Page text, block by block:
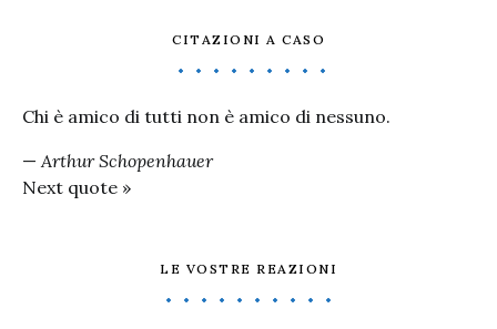
CITAZIONI A CASO
Chi è amico di tutti non è amico di nessuno.
— Arthur Schopenhauer
Next quote »
LE VOSTRE REAZIONI